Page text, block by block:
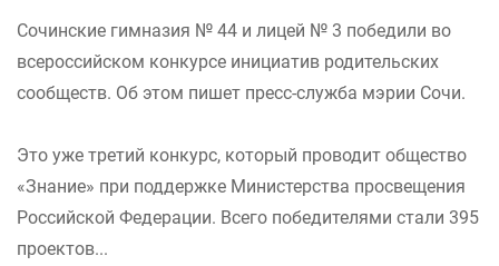
Сочинские гимназия № 44 и лицей № 3 победили во
всероссийском конкурсе инициатив родительских
сообществ. Об этом пишет пресс-служба мэрии Сочи.
Это уже третий конкурс, который проводит общество
«Знание» при поддержке Министерства просвещения
Российской Федерации. Всего победителями стали 395
проектов...